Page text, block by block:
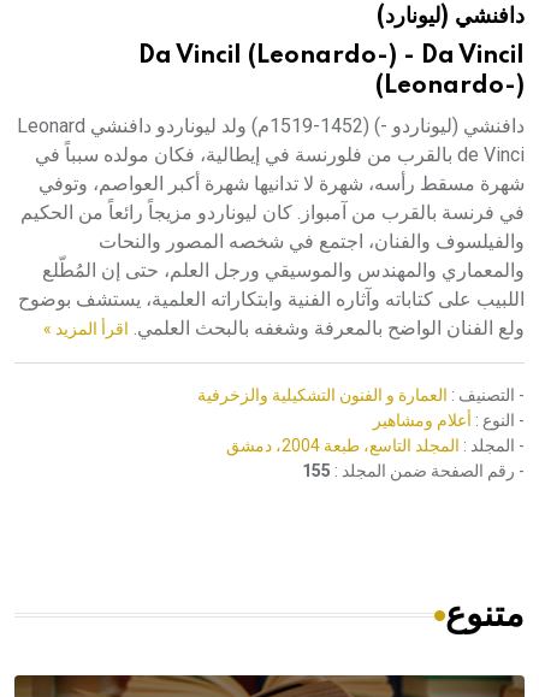
هيئة الموسوعة العربية تطلق موسوعات جديدة في عام 2026دافنشي (ليونارد)
Da VinciI (Leonardo-) - Da VinciI
(Leonardo-)
دافنشي (ليوناردو -) (1452-1519م) ولد ليوناردو دافنشي Leonard
de Vinci بالقرب من فلورنسة في إيطالية، فكان مولده سبباً في
شهرة مسقط رأسه، شهرة لا تدانيها شهرة أكبر العواصم، وتوفي
في فرنسة بالقرب من آمبواز. كان ليوناردو مزيجاً رائعاً من الحكيم
والفيلسوف والفنان، اجتمع في شخصه المصور والنحات
والمعماري والمهندس والموسيقي ورجل العلم، حتى إن المُطّلع
اللبيب على كتاباته وآثاره الفنية وابتكاراته العلمية، يستشف بوضوح
ولع الفنان الواضح بالمعرفة وشغفه بالبحث العلمي. اقرأ المزيد »
- التصنيف : العمارة و الفنون التشكيلية والزخرفية
- النوع : أعلام ومشاهير
- المجلد : المجلد التاسع، طبعة 2004، دمشق
- رقم الصفحة ضمن المجلد : 155
متنوع